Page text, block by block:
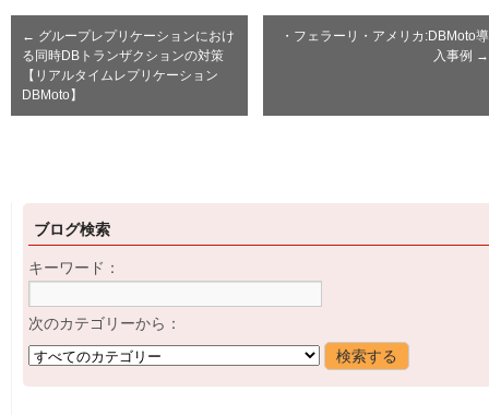
← グループレプリケーションにおけ
る同時DBトランザクションの対策
【リアルタイムレプリケーション
DBMoto】
・フェラーリ・アメリカ:DBMoto導
入事例 →
ブログ検索
キーワード：
次のカテゴリーから：